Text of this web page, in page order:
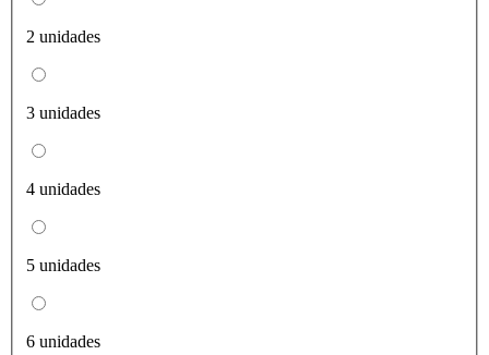
2 unidades
3 unidades
4 unidades
5 unidades
6 unidades